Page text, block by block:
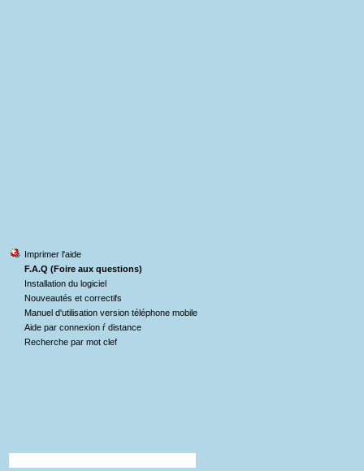
Imprimer l'aide
F.A.Q (Foire aux questions)
Installation du logiciel
Nouveautés et correctifs
Manuel d'utilisation version téléphone mobile
Aide par connexion ŕ distance
Recherche par mot clef